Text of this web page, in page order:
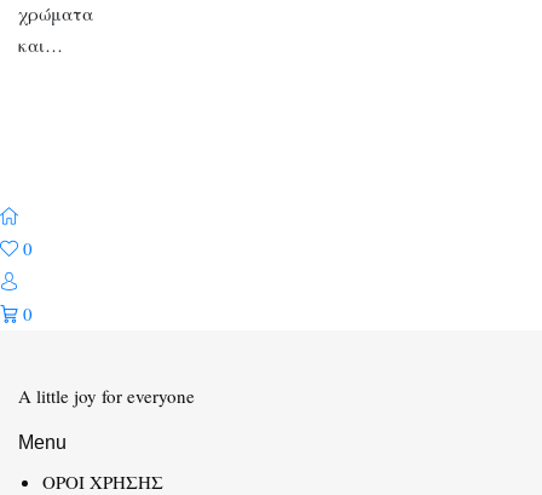
χρώματα
και…
0
0
A little joy for everyone
Menu
ΟΡΟΙ ΧΡΗΣΗΣ